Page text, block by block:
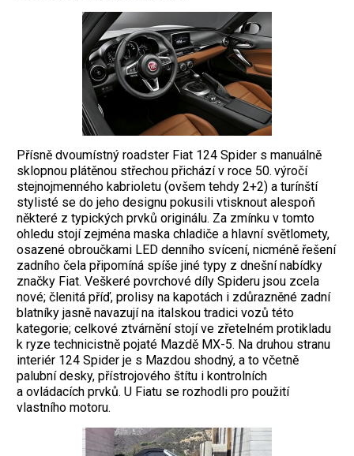
Přísně dvoumístný roadster Fiat 124 Spider s manuálně
sklopnou plátěnou střechou přichází v roce 50. výročí
stejnojmenného kabrioletu (ovšem tehdy 2+2) a turínští
stylisté se do jeho designu pokusili vtisknout alespoň
některé z typických prvků originálu. Za zmínku v tomto
ohledu stojí zejména maska chladiče a hlavní světlomety,
osazené obroučkami LED denního svícení, nicméně řešení
zadního čela připomíná spíše jiné typy z dnešní nabídky
značky Fiat. Veškeré povrchové díly Spideru jsou zcela
nové; členitá příď, prolisy na kapotách i zdůrazněné zadní
blatníky jasně navazují na italskou tradici vozů této
kategorie; celkové ztvárnění stojí ve zřetelném protikladu
k ryze technicistně pojaté Mazdě MX-5. Na druhou stranu
interiér 124 Spider je s Mazdou shodný, a to včetně
palubní desky, přístrojového štítu i kontrolních
a ovládacích prvků. U Fiatu se rozhodli pro použití
vlastního motoru.